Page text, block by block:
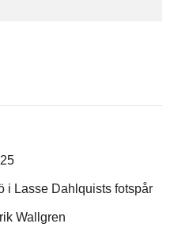
i Lasse Dahlquists fotspår
Wallgren